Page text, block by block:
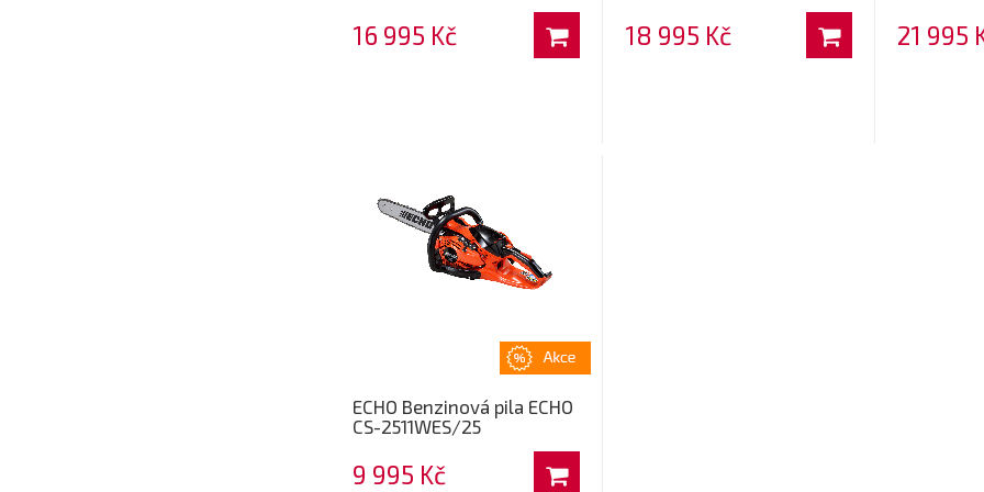
16 995 Kč 18 995 Kč 21 995
ECHO Benzinová pila ECHO
CS-2511WES/25
9 995 Kč